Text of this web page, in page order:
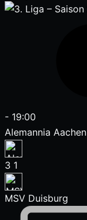
- 19:00
Alemannia Aachen
3 1
MSV Duisburg